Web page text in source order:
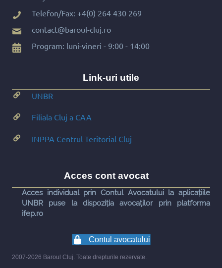
Telefon/Fax: +4(0) 264 430 269
contact@baroul-cluj.ro
Program: luni-vineri - 9:00 - 14:00
Link-uri utile
UNBR
Filiala Cluj a CAA
INPPA Centrul Teritorial Cluj
Acces cont avocat
Acces individual prin Contul Avocatului la aplicațiile
UNBR puse la dispoziția avocaților prin platforma
ifep.ro
Contul avocatului
2007-2026 Baroul Cluj. Toate drepturile rezervate.